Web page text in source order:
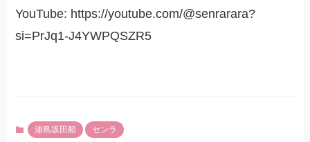
YouTube: https://youtube.com/@senrarara?
si=PrJq1-J4YWPQSZR5
浦島坂田船 センラ